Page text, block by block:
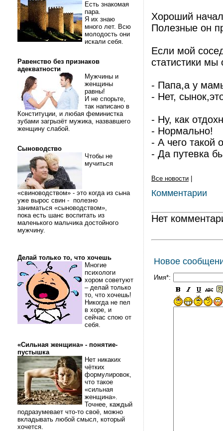
Есть знакомая
пара.
Я их знаю
много лет. Всю
молодость они
искали себя.
Равенство без признаков
адекватности
Мужчины и
женщины
равны!
И не спорьте,
так написано в
Конституции, и любая феминистка
зубами загрызёт мужика, назвавшего
женщину слабой.
Сыноводство
Чтобы не
мучиться
«свиноводством» - это когда из сына
уже вырос свин - полезно
заниматься «сыноводством»,
пока есть шанс воспитать из
маленького мальчика достойного
мужчину.
Делай только то, что хочешь
Многие
психологи
хором советуют
– делай только
то, что хочешь!
Никогда не пел
в хоре, и
сейчас спою от
себя.
«Сильная женщина» - понятие-
пустышка
Нет никаких
чётких
формулировок,
что такое
«сильная
женщина».
Точнее, каждый
подразумевает что-то своё, можно
вкладывать любой смысл, который
хочется.
Хороший
Полезные он
Если мой
статистики
- Папа,а у
- Нет,
- Ну, как
- Нормально!
- А чего такой
- Да путевка
Все новости
Комментарии
Нет
Новое
Имя*: